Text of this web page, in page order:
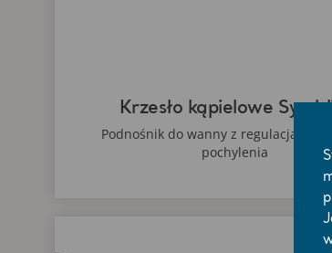
Krzesło kąpielowe
Podnośnik do wanny z regulacją
pochylenia